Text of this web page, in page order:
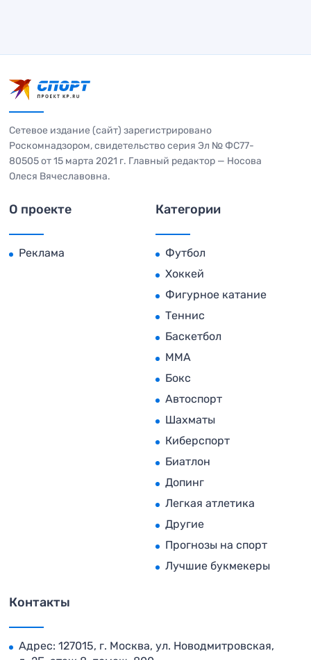
Сетевое издание (сайт) зарегистрировано
Роскомнадзором, свидетельство серия Эл № ФС77-
80505 от 15 марта 2021 г. Главный редактор — Носова
Олеся Вячеславовна.
О проекте
Реклама
Категории
Футбол
Хоккей
Фигурное катание
Теннис
Баскетбол
MMA
Бокс
Автоспорт
Шахматы
Киберспорт
Биатлон
Допинг
Легкая атлетика
Другие
Прогнозы на спорт
Лучшие букмекеры
Контакты
Адрес: 127015, г. Москва, ул. Новодмитровская,